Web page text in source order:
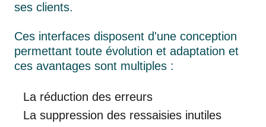
ses clients.
Ces interfaces disposent d'une conception
permettant toute évolution et adaptation et
ces avantages sont multiples :
La réduction des erreurs
La suppression des ressaisies inutiles